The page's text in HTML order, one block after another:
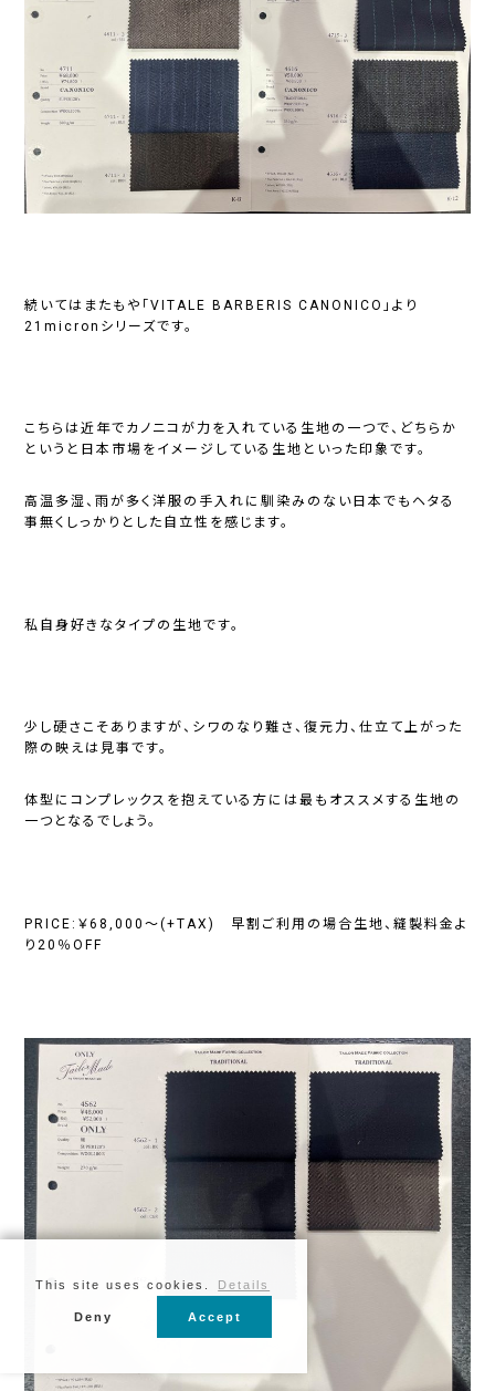
続いてはまたもや「VITALE BARBERIS CANONICO」より
21micronシリーズです。
こちらは近年でカノニコが力を入れている生地の一つで、どちらか
というと日本市場をイメージしている生地といった印象です。
高温多湿、雨が多く洋服の手入れに馴染みのない日本でもヘタる
事無くしっかりとした自立性を感じます。
私自身好きなタイプの生地です。
少し硬さこそありますが、シワのなり難さ、復元力、仕立て上がった
際の映えは見事です。
体型にコンプレックスを抱えている方には最もオススメする生地の
一つとなるでしょう。
PRICE:￥68,000～(+TAX) 早割ご利用の場合生地、縫製料金よ
り20％OFF
This site uses cookies. Details
Deny Accept